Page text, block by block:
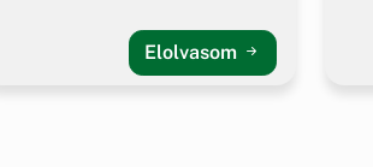
Elolvasom